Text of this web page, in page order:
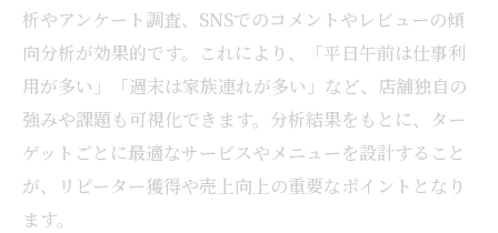
析やアンケート調査、SNSでのコメントやレビューの傾
向分析が効果的です。これにより、「平日午前は仕事利
用が多い」「週末は家族連れが多い」など、店舗独自の
強みや課題も可視化できます。分析結果をもとに、ター
ゲットごとに最適なサービスやメニューを設計すること
が、リピーター獲得や売上向上の重要なポイントとなり
ます。